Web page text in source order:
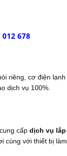
012 678
riêng, cơ điện lạnh
dịch vụ 100%.
cấp dịch vụ lắp
cùng với thiết bị làm